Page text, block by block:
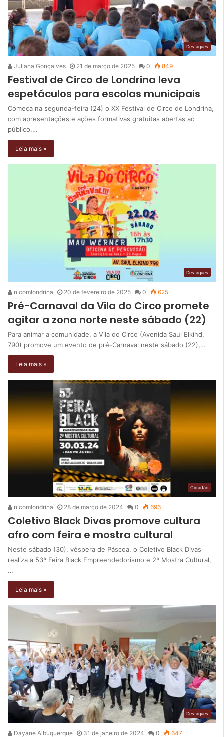
Destaques
Juliana Gonçalves 21 de março de 2025 0 849
Festival de Circo de Londrina leva
espetáculos para escolas municipais
Começa na segunda-feira (24) o XX Festival de Circo de Londrina,
com apresentações e ações formativas gratuitas abertas ao
público.…
Leia mais »
Destaques
n.comlondrina 20 de fevereiro de 2025 0 625
Pré-Carnaval da Vila do Circo promete
agitar a zona norte neste sábado (22)
Para animar a comunidade, a Vila do Circo (Avenida Saul Elkind,
790) promove um evento de pré-Carnaval neste sábado (22),…
Leia mais »
Cidadão
n.comlondrina 28 de março de 2024 0 696
Coletivo Black Divas promove cultura
afro com feira e mostra cultural
Neste sábado (30), véspera de Páscoa, o Coletivo Black Divas
realiza a 53ª Feira Black Empreendedorismo e 2ª Mostra Cultural,
…
Leia mais »
Destaques
Dayane Albuquerque 31 de janeiro de 2024 0 647